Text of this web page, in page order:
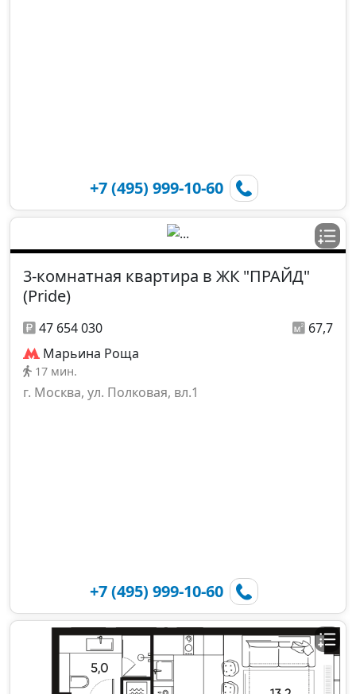
+7 (495) 999-10-60
3-комнатная квартира в ЖК "ПРАЙД"
(Pride)
47 654 030
67,7
Марьина Роща
17 мин.
г. Москва, ул. Полковая, вл.1
+7 (495) 999-10-60